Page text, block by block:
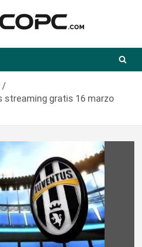
streaming gratis 16 marzo